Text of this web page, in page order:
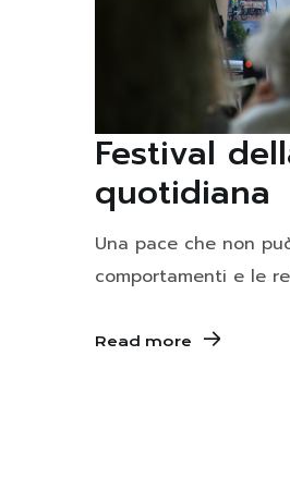
Festival
quotidiana
Una pace che non
comportamenti e le
Read more